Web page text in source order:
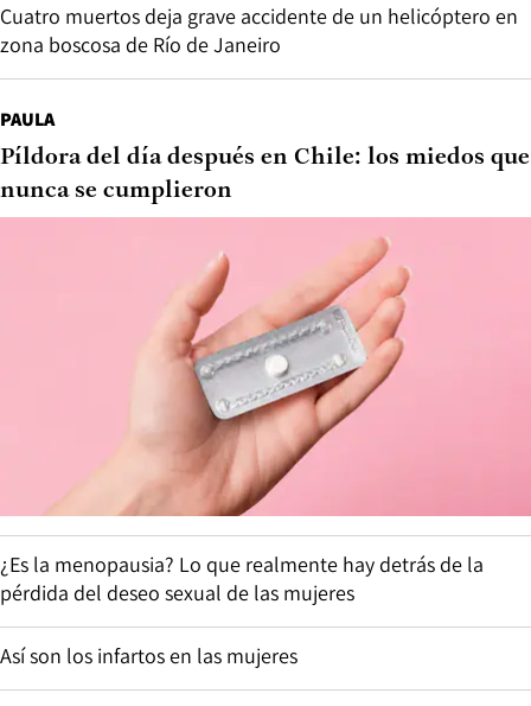
Cuatro muertos deja grave accidente de un helicóptero en
zona boscosa de Río de Janeiro
PAULA
Píldora del día después en Chile: los miedos que
nunca se cumplieron
¿Es la menopausia? Lo que realmente hay detrás de la
pérdida del deseo sexual de las mujeres
Así son los infartos en las mujeres